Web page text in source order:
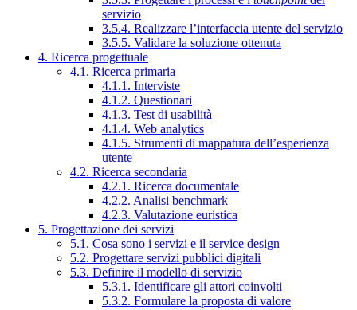
servizio
3.5.4. Realizzare l’interfaccia utente del servizio
3.5.5. Validare la soluzione ottenuta
4. Ricerca progettuale
4.1. Ricerca primaria
4.1.1. Interviste
4.1.2. Questionari
4.1.3. Test di usabilità
4.1.4. Web analytics
4.1.5. Strumenti di mappatura dell’esperienza
utente
4.2. Ricerca secondaria
4.2.1. Ricerca documentale
4.2.2. Analisi benchmark
4.2.3. Valutazione euristica
5. Progettazione dei servizi
5.1. Cosa sono i servizi e il service design
5.2. Progettare servizi pubblici digitali
5.3. Definire il modello di servizio
5.3.1. Identificare gli attori coinvolti
5.3.2. Formulare la proposta di valore